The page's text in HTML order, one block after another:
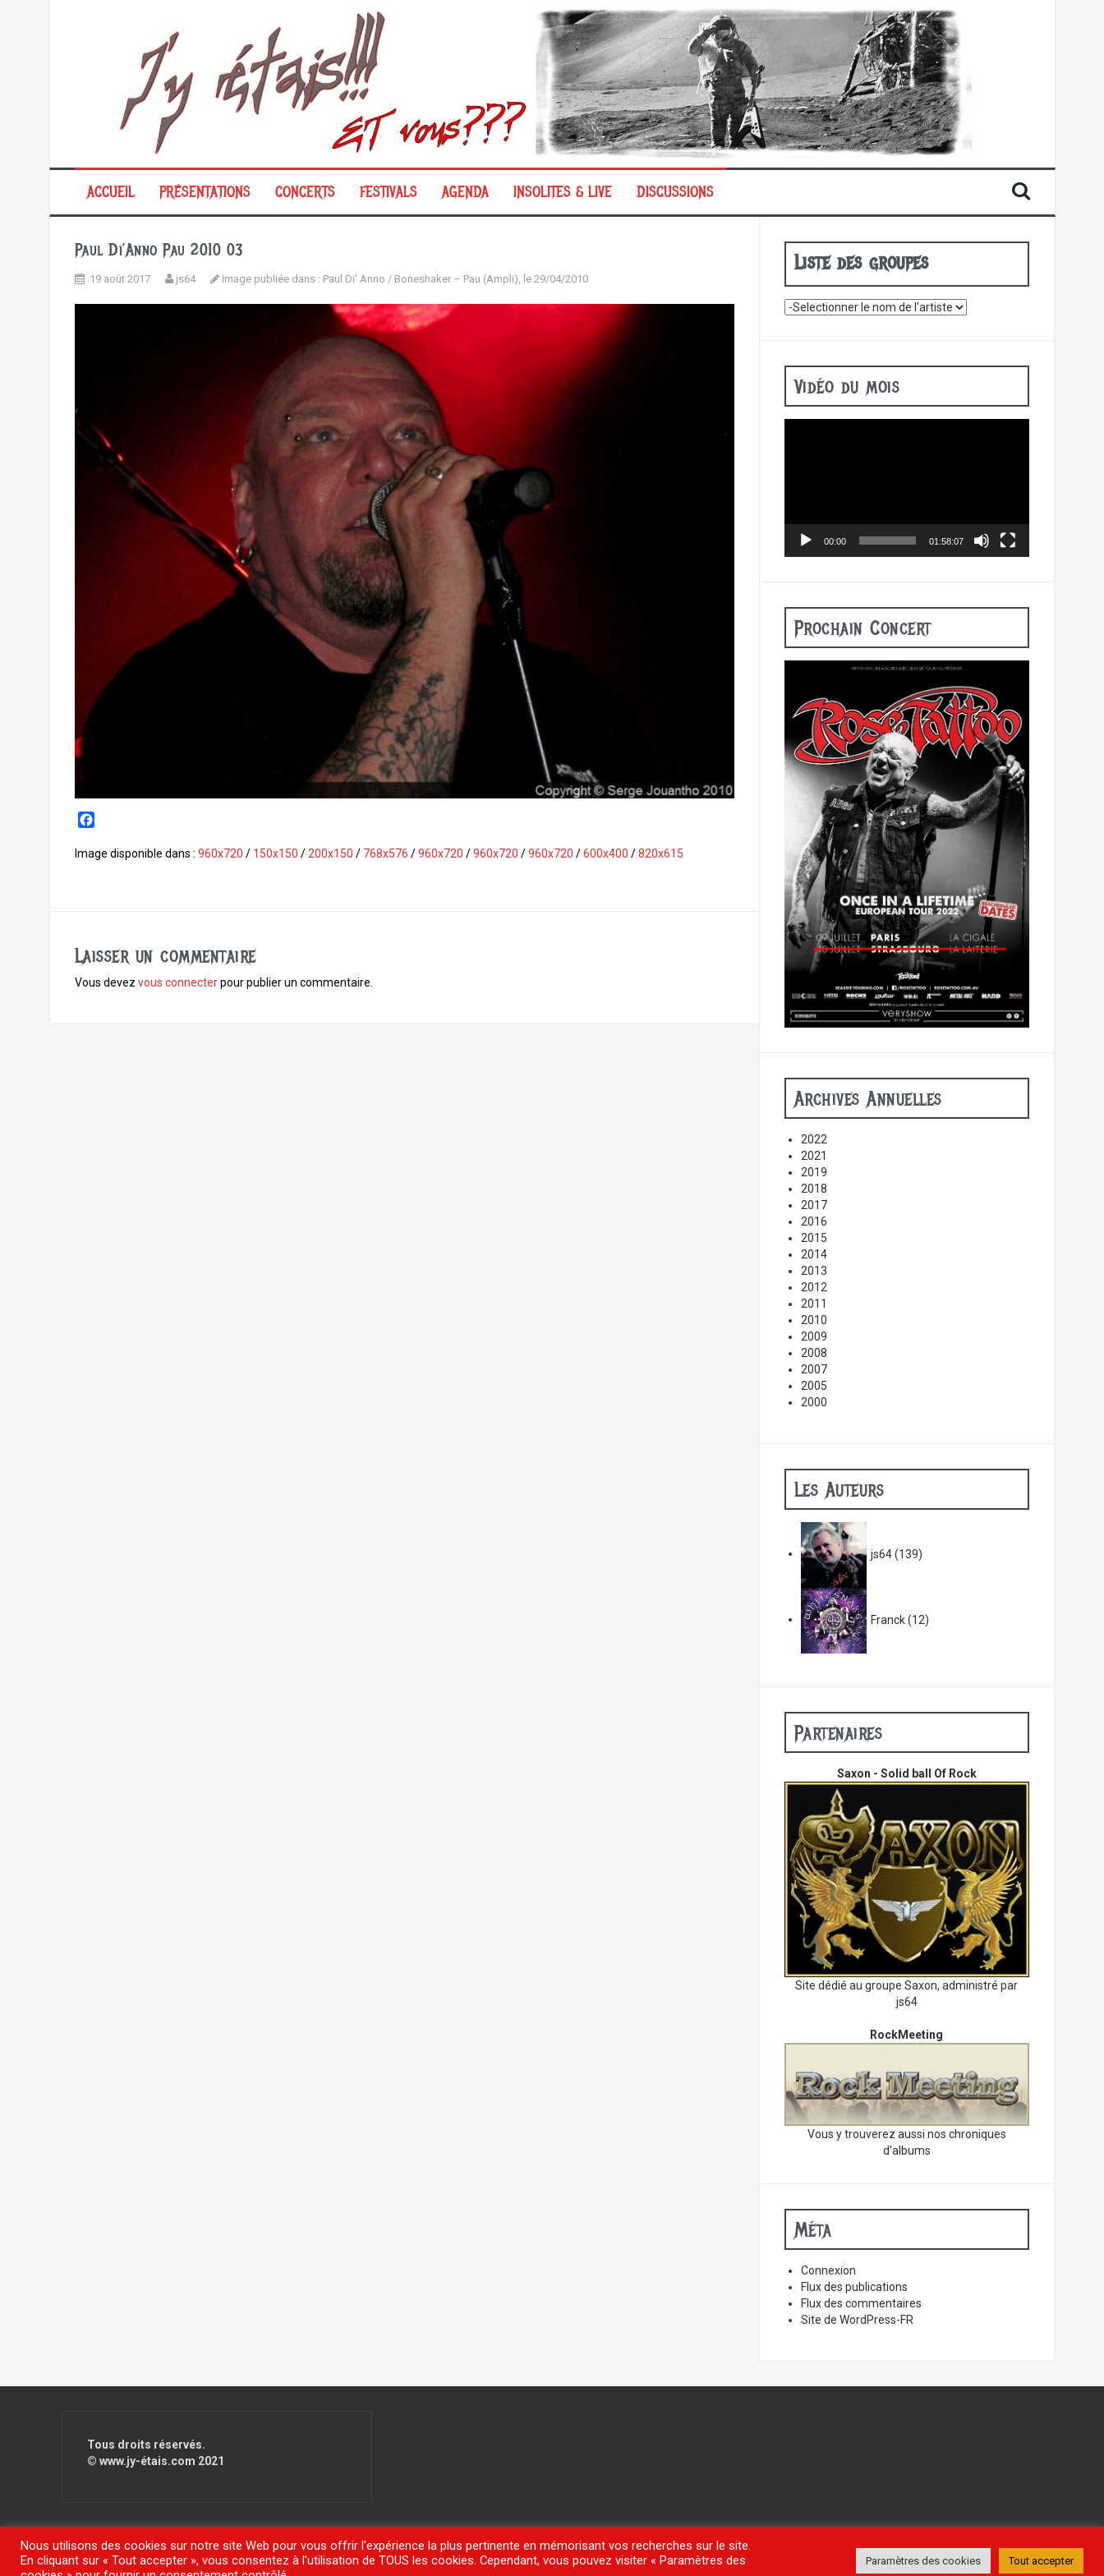
ACCUEIL PRÉSENTATIONS CONCERTS FESTIVALS AGENDA INSOLITES & LIVE DISCUSSIONS
Paul Di’Anno Pau 2010 03
19 août 2017 js64 Image publiée dans : Paul Di’ Anno / Boneshaker – Pau (Ampli), le 29/04/2010
c
Image disponible dans : 960x720 / 150x150 /200x150 / 768x576 /960x720 /960x720 /960x720 /600x400 /820x615
Laisser un commentaire
Vous devez vous connecterpour publier un commentaire.
Liste des groupes
Vidéo du mois
00:00 01:58:07
Prochain Concert
Archives Annuelles
2022
2021
2019
2018
2017
2016
2015
2014
2013
2012
2011
2010
2009
2008
2007
2005
2000
Les Auteurs
js64(139)
Franck(12)
Partenaires
Saxon - Solid ball Of Rock
Site dédié au groupe Saxon, administré par
js64
RockMeeting
Vous y trouverez aussi nos chroniques
d'albums
Méta
Connexion
Flux des publications
Flux des commentaires
Site de WordPress-FR
Tous droits réservés.
© www.jy-étais.com 2021
Fièrement propulsé par WordPress|Thème FlyMagpar Themeisle
Nous utilisons des cookies sur notre site Web pour vous offrir l'expérience la plus pertinente en mémorisant vos recherches sur le site.
En cliquant sur « Tout accepter », vous consentez à l'utilisation de TOUS les cookies. Cependant, vous pouvez visiter « Paramètres des
Paramètres des cookies Tout accepter